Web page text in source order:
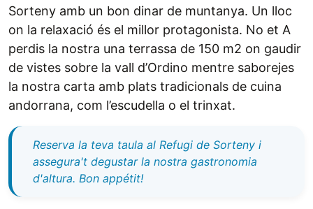
Sorteny amb un bon dinar de muntanya. Un lloc
on la relaxació és el millor protagonista. No et A
perdis la nostra una terrassa de 150 m2 on gaudir
de vistes sobre la vall d’Ordino mentre saborejes
la nostra carta amb plats tradicionals de cuina
andorrana, com l’escudella o el trinxat.
Reserva la teva taula al Refugi de Sorteny i
assegura't degustar la nostra gastronomia
d'altura. Bon appétit!